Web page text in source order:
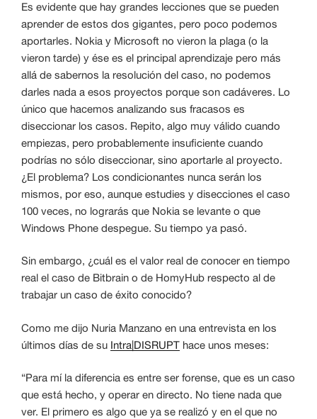
Es evidente que hay grandes lecciones que se pueden
aprender de estos dos gigantes, pero poco podemos
aportarles. Nokia y Microsoft no vieron la plaga (o la
vieron tarde) y ése es el principal aprendizaje pero más
allá de sabernos la resolución del caso, no podemos
darles nada a esos proyectos porque son cadáveres. Lo
único que hacemos analizando sus fracasos es
diseccionar los casos. Repito, algo muy válido cuando
empiezas, pero probablemente insuficiente cuando
podrías no sólo diseccionar, sino aportarle al proyecto.
¿El problema? Los condicionantes nunca serán los
mismos, por eso, aunque estudies y disecciones el caso
100 veces, no lograrás que Nokia se levante o que
Windows Phone despegue. Su tiempo ya pasó.
Sin embargo, ¿cuál es el valor real de conocer en tiempo
real el caso de Bitbrain o de HomyHub respecto al de
trabajar un caso de éxito conocido?
Como me dijo Nuria Manzano en una entrevista en los
últimos días de su Intra|DISRUPT hace unos meses:
“Para mí la diferencia es entre ser forense, que es un caso
que está hecho, y operar en directo. No tiene nada que
ver. El primero es algo que ya se realizó y en el que no